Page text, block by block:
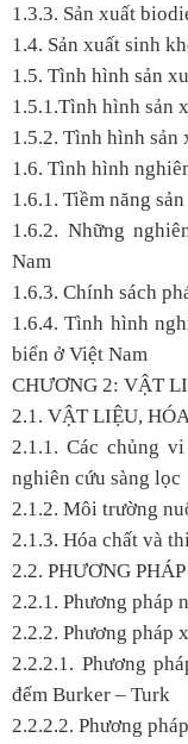
1.3.3. Sản xuất
1.4. Sản xuất sinh
1.5. Tình hình sản
1.5.1.Tình hình sản
1.5.2. Tình hình sản
1.6. Tình hình
1.6.1. Tiềm năng
1.6.2. Những
Nam
1.6.3. Chính sách
1.6.4. Tình hình
biển ở Việt Nam
CHƯƠNG 2: VẬT
2.1. VẬT LIỆU,
2.1.1. Các chủng
nghiên cứu sàng lọc
2.1.2. Môi trường
2.1.3. Hóa chất và
2.2. PHƯƠNG
2.2.1. Phương pháp
2.2.2. Phương pháp
2.2.2.1. Phương
đếm Burker – Turk
2.2.2.2. Phương